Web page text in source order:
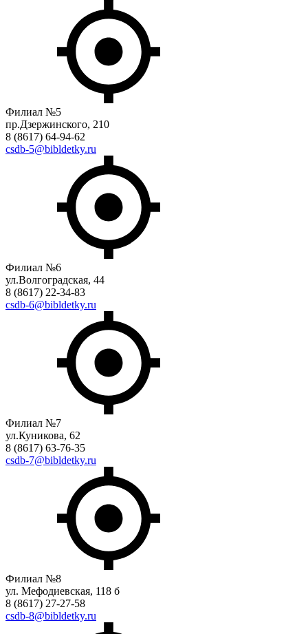
Филиал №5
пр.Дзержинского, 210
8 (8617) 64-94-62
csdb-5@bibldetky.ru
Филиал №6
ул.Волгоградская, 44
8 (8617) 22-34-83
csdb-6@bibldetky.ru
Филиал №7
ул.Куникова, 62
8 (8617) 63-76-35
csdb-7@bibldetky.ru
Филиал №8
ул. Мефодиевская, 118 б
8 (8617) 27-27-58
csdb-8@bibldetky.ru